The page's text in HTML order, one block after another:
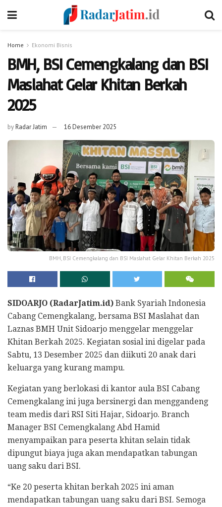
Home Ekonomi Bisnis
BMH, BSI Cemengkalang dan BSI
Maslahat Gelar Khitan Berkah
2025
byRadar Jatim 16 Desember 2025
BMH, BSI Cemengkalang dan BSI Maslahat Gelar Khitan Berkah 2025
SIDOARJO (RadarJatim.id) Bank Syariah Indonesia
Cabang Cemengkalang, bersama BSI Maslahat dan
Laznas BMH Unit Sidoarjo menggelar menggelar
Khitan Berkah 2025. Kegiatan sosial ini digelar pada
Sabtu, 13 Desember 2025 dan diikuti 20 anak dari
keluarga yang kurang mampu.
Kegiatan yang berlokasi di kantor aula BSI Cabang
Cemengkalang ini juga bersinergi dan menggandeng
team medis dari RSI Siti Hajar, Sidoarjo. Branch
Manager BSI Cemengkalang Abd Hamid
menyampaikan para peserta khitan selain tidak
dipungut biaya juga akan mendapatkan tabungan
uang saku dari BSI.
“Ke 20 peserta khitan berkah 2025 ini aman
mendapatkan tabungan uang saku dari BSI. Semoga